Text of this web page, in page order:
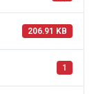
206.91 KB
1